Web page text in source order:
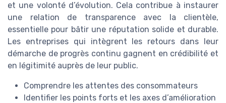
et une volonté d’évolution. Cela contribue à instaurer
une relation de transparence avec la clientèle,
essentielle pour bâtir une réputation solide et durable.
Les entreprises qui intègrent les retours dans leur
démarche de progrès continu gagnent en crédibilité et
en légitimité auprès de leur public.
Comprendre les attentes des consommateurs
Identifier les points forts et les axes d’amélioration